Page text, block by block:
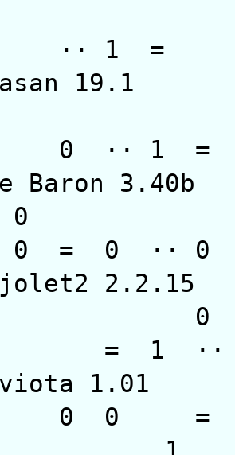
0
··
19.1
0
Baron
= 0
0
1
0 =